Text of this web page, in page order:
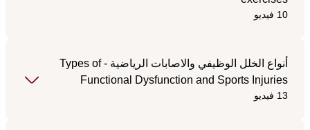
10 فيديو
أنواع الخلل الوظيفي والاصابات الرياضية - Types of
Functional Dysfunction and Sports Injuries
13 فيديو